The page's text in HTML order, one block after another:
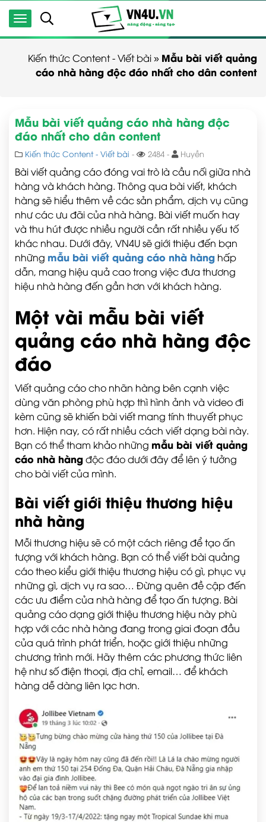
Kiến thức Content - Viết bài» Mẫu bài viết quảng
cáo nhà hàng độc đáo nhất cho dân content
Mẫu bài viết quảng cáo nhà hàng độc
đáo nhất cho dân content
Kiến thức Content - Viết bài - 2484 - Huyền
Bài viết quảng cáo đóng vai trò là cầu nối giữa nhà
hàng và khách hàng. Thông qua bài viết, khách
hàng sẽ hiểu thêm về các sản phẩm, dịch vụ cũng
như các ưu đãi của nhà hàng. Bài viết muốn hay
và thu hút được nhiều người cần rất nhiều yếu tố
khác nhau. Dưới đây, VN4U sẽ giới thiệu đến bạn
những mẫu bài viết quảng cáo nhà hàng hấp
dẫn, mang hiệu quả cao trong việc đưa thương
hiệu nhà hàng đến gần hơn với khách hàng.
Một vài mẫu bài viết
quảng cáo nhà hàng độc
đáo
Viết quảng cáo cho nhãn hàng bên cạnh việc
dùng văn phòng phù hợp thì hình ảnh và video đi
kèm cũng sẽ khiến bài viết mang tính thuyết phục
hơn. Hiện nay, có rất nhiều cách viết dạng bài này.
Bạn có thể tham khảo những mẫu bài viết quảng
cáo nhà hàngđộc đáo dưới đây để lên ý tưởng
cho bài viết của mình.
Bài viết giới thiệu thương hiệu
nhà hàng
Mỗi thương hiệu sẽ có một cách riêng để tạo ấn
tượng với khách hàng. Bạn có thể viết bài quảng
cáo theo kiểu giới thiệu thương hiệu có gì, phục vụ
những gì, dịch vụ ra sao… Đừng quên đề cập đến
các ưu điểm của nhà hàng để tạo ấn tượng. Bài
quảng cáo dạng giới thiệu thương hiệu này phù
hợp với các nhà hàng đang trong giai đoạn đầu
của quá trình phát triển, hoặc giới thiệu những
chương trình mới. Hãy thêm các phương thức liên
hệ như số điện thoại, địa chỉ, email… để khách
hàng dễ dàng liên lạc hơn.